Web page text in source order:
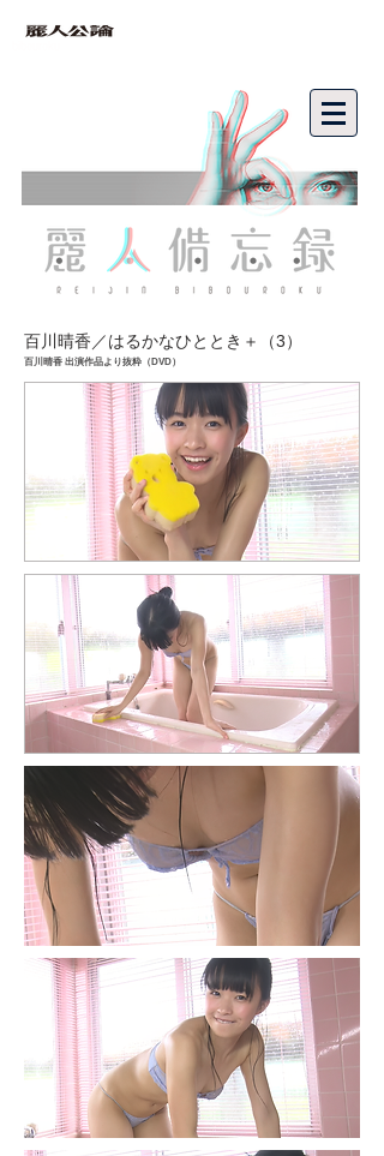
百川晴香／はるかなひととき＋（3）
百川晴香 出演作品より抜粋 （DVD）